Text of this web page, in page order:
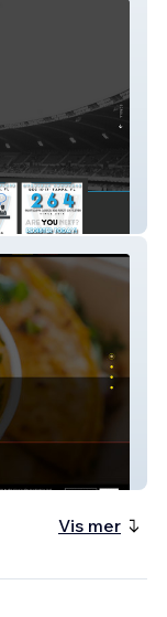
Vis mer